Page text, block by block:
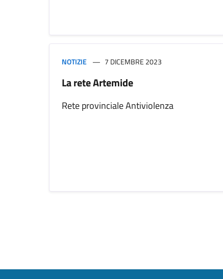
NOTIZIE 7 DICEMBRE 2023
La rete Artemide
Rete provinciale Antiviolenza